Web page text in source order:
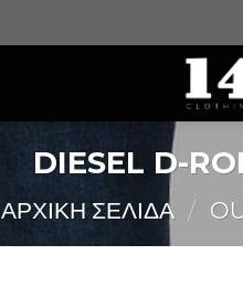
DIESEL D-
ΑΡΧΙΚΉ ΣΕΛΊΔΑ /